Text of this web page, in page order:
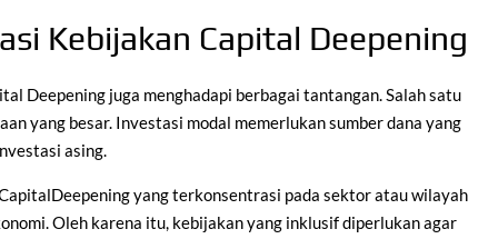
Kebijakan Capital Deepening
Deepening juga menghadapi berbagai tantangan. Salah satu
yang besar. Investasi modal memerlukan sumber dana yang
asing.
yang terkonsentrasi pada sektor atau wilayah
Oleh karena itu, kebijakan yang inklusif diperlukan agar